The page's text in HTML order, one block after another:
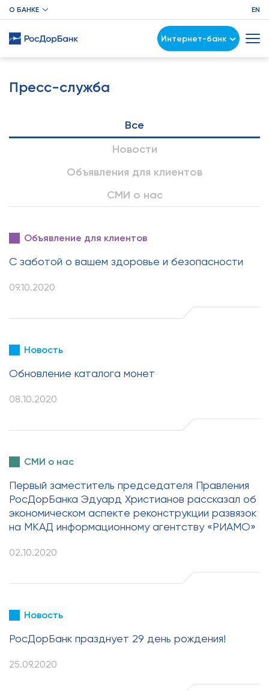
О БАНКЕ EN
Интернет-банк
Пресс-служба
Все
Новости
Объявления для клиентов
СМИ о нас
Объявление для клиентов
С заботой о вашем здоровье и безопасности
09.10.2020
Новость
Обновление каталога монет
08.10.2020
СМИ о нас
Первый заместитель председателя Правления
РосДорБанка Эдуард Христианов рассказал об
экономическом аспекте реконструкции развязок
на МКАД информационному агентству «РИАМО»
02.10.2020
Новость
РосДорБанк празднует 29 день рождения!
25.09.2020